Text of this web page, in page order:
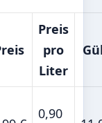
Preis
pro
Liter
0,90